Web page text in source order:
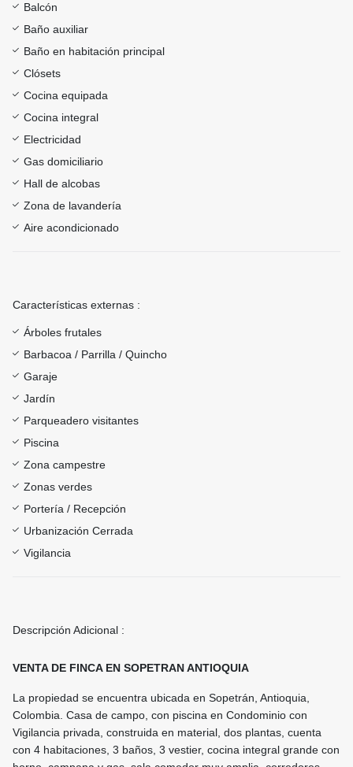
Balcón
Baño auxiliar
Baño en habitación principal
Clósets
Cocina equipada
Cocina integral
Electricidad
Gas domiciliario
Hall de alcobas
Zona de lavandería
Aire acondicionado
Características externas :
Árboles frutales
Barbacoa / Parrilla / Quincho
Garaje
Jardín
Parqueadero visitantes
Piscina
Zona campestre
Zonas verdes
Portería / Recepción
Urbanización Cerrada
Vigilancia
Descripción Adicional :
VENTA DE FINCA EN SOPETRAN ANTIOQUIA
La propiedad se encuentra ubicada en Sopetrán, Antioquia,
Colombia. Casa de campo, con piscina en Condominio con
Vigilancia privada, construida en material, dos plantas, cuenta
con 4 habitaciones, 3 baños, 3 vestier, cocina integral grande con